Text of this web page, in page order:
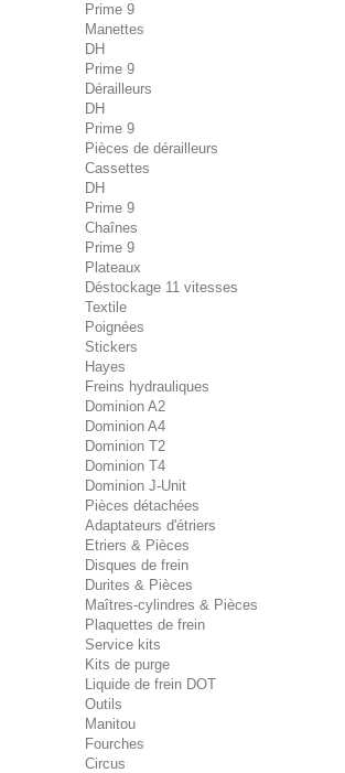
Prime 9
Manettes
DH
Prime 9
Dérailleurs
DH
Prime 9
Pièces de dérailleurs
Cassettes
DH
Prime 9
Chaînes
Prime 9
Plateaux
Déstockage 11 vitesses
Textile
Poignées
Stickers
Hayes
Freins hydrauliques
Dominion A2
Dominion A4
Dominion T2
Dominion T4
Dominion J-Unit
Pièces détachées
Adaptateurs d'étriers
Etriers & Pièces
Disques de frein
Durites & Pièces
Maîtres-cylindres & Pièces
Plaquettes de frein
Service kits
Kits de purge
Liquide de frein DOT
Outils
Manitou
Fourches
Circus